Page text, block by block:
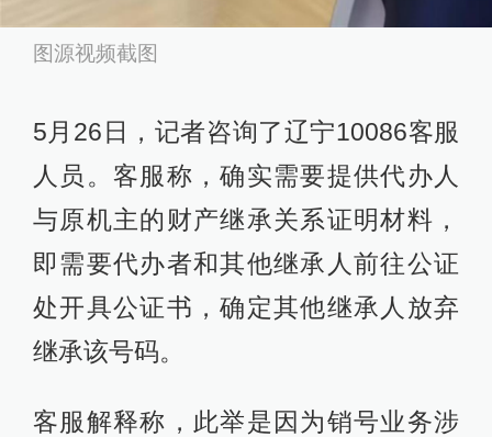
图源视频截图
5月26日，记者咨询了辽宁10086客服
人员。客服称，确实需要提供代办人
与原机主的财产继承关系证明材料，
即需要代办者和其他继承人前往公证
处开具公证书，确定其他继承人放弃
继承该号码。
客服解释称，此举是因为销号业务涉